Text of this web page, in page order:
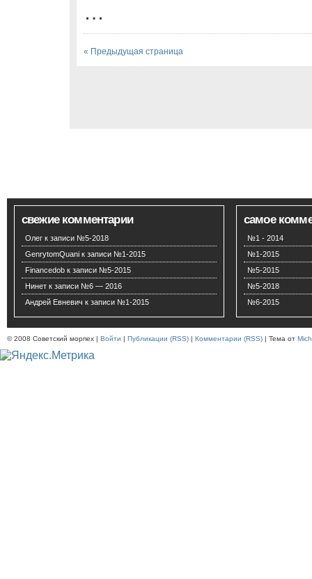
…
« Предыдущая страница
свежие комментарии
Олег к записи №5-2018
GenrytomQuani к записи №1-2015
Financedob к записи №5-2015
Нинет к записи №6 — 2016
Андрей Евневич к записи №1-2015
самое
№1 - 2014
№1-2015
№5-2015
№5-2018
№6-2015
© 2008 Советский морпех | Войти | Публикации (RSS) | Комментарии (RSS) | Тема от